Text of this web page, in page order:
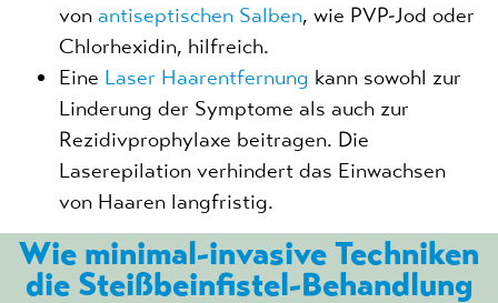
vonantiseptischen Salben, wie PVP-Jod oder
Chlorhexidin, hilfreich.
Eine Laser Haarentfernung kann sowohl zur
Linderung der Symptome als auch zur
Rezidivprophylaxe beitragen. Die
Laserepilation verhindert das Einwachsen
von Haaren langfristig.
Wie minimal-invasive Techniken
die Steißbeinfistel-Behandlung